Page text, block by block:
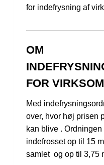
for indefrysning af
OM
FOR
Med
over, hvor høj prisen
kan blive .
indefrosset op til 15
samlet og op til 3,75